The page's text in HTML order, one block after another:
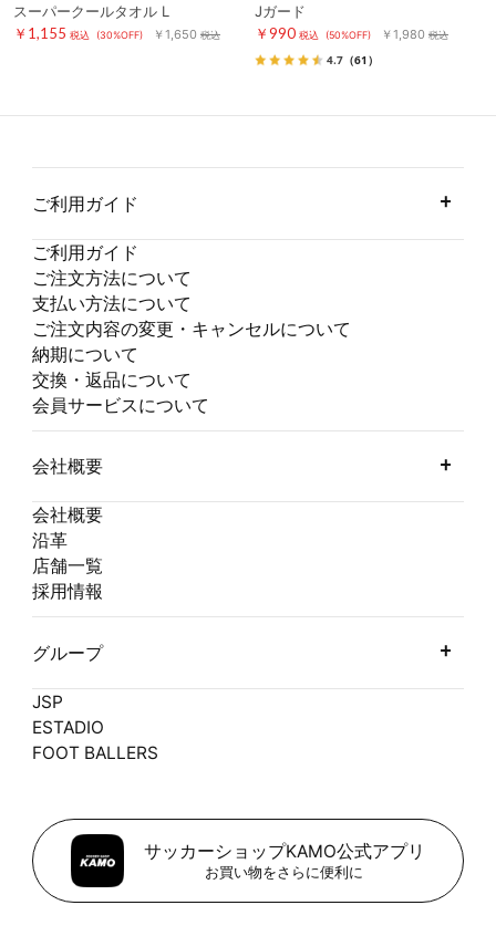
スーパークールタオル L
￥1,155 税込 (30%OFF) ￥1,650 税込
Jガード
￥990 税込 (50%OFF) ￥1,980 税込
4.7 （61）
ご利用ガイド
ご利用ガイド
ご注文方法について
支払い方法について
ご注文内容の変更・キャンセルについて
納期について
交換・返品について
会員サービスについて
会社概要
会社概要
沿革
店舗一覧
採用情報
グループ
JSP
ESTADIO
FOOT BALLERS
サッカーショップKAMO公式アプリ
お買い物をさらに便利に